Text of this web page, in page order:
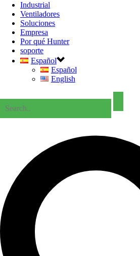
Industrial
Ventiladores
Soluciones
Empresa
Por qué Hunter
soporte
Español
Español
English